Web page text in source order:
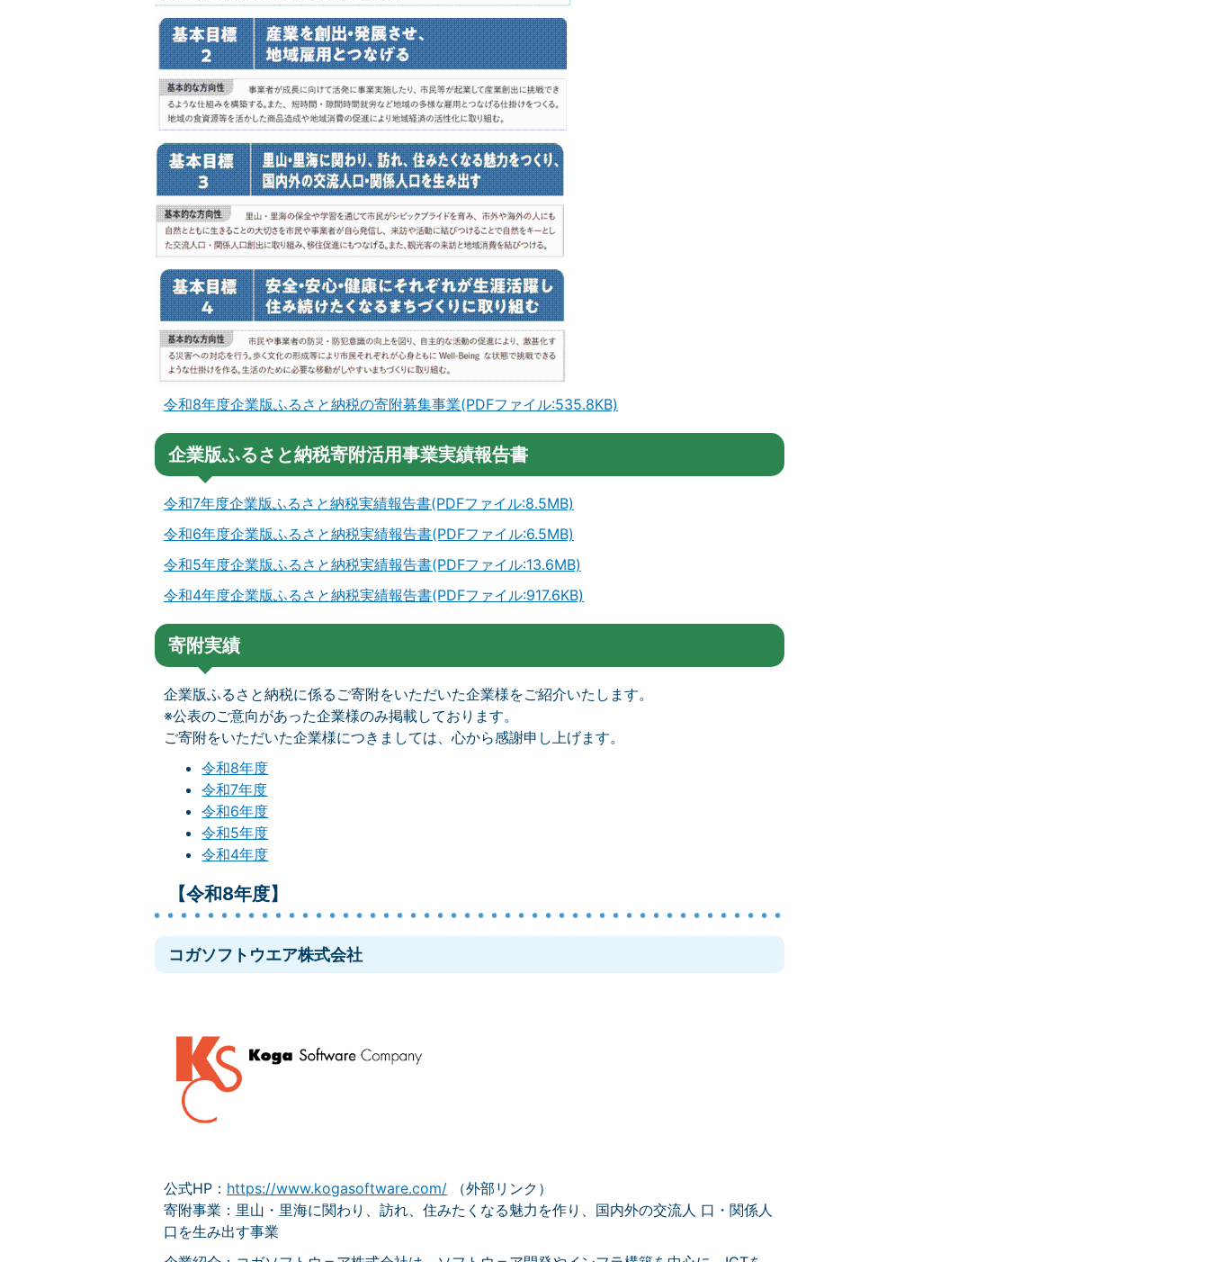
令和8年度企業版ふるさと納税の寄附募集事業(PDFファイル:535.8KB)
企業版ふるさと納税寄附活用事業実績報告書
令和7年度企業版ふるさと納税実績報告書(PDFファイル:8.5MB)
令和6年度企業版ふるさと納税実績報告書(PDFファイル:6.5MB)
令和5年度企業版ふるさと納税実績報告書(PDFファイル:13.6MB)
令和4年度企業版ふるさと納税実績報告書(PDFファイル:917.6KB)
寄附実績
企業版ふるさと納税に係るご寄附をいただいた企業様をご紹介いたします。
※公表のご意向があった企業様のみ掲載しております。
ご寄附をいただいた企業様につきましては、心から感謝申し上げます。
令和8年度
令和7年度
令和6年度
令和5年度
令和4年度
【令和8年度】
コガソフトウエア株式会社
公式HP： https://www.kogasoftware.com/ （外部リンク）
寄附事業：里山・里海に関わり、訪れ、住みたくなる魅力を作り、国内外の交流人 口・関係人
口を生み出す事業